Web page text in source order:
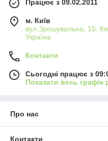
Працює з 09.02.2011
м. Київ
вул.Зрошувальна, 15,
Україна
Контакти
Сьогодні працює з
Показати весь графік
Про нас
Контакти